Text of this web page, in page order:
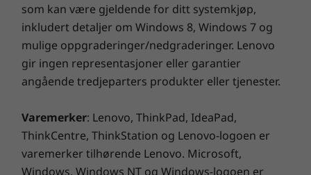
Garanti
1-års basisgaranti
1års Lenovo Premier Support
1-års ThinkSmart Collaboration Professional Services -
distribuering
vedlikehold
Komplette tekniske spesifikasjoner
som kan være gjeldende for ditt systemkjøp,
inkludert detaljer om Windows 8, Windows 7 og
mulige oppgraderinger/nedgraderinger. Lenovo
gir ingen representasjoner eller garantier
angående tredjeparters produkter eller tjenester.
Varemerker: Lenovo, ThinkPad, IdeaPad,
ThinkCentre, ThinkStation og Lenovo-logoen er
varemerker tilhørende Lenovo. Microsoft,
Windows, Windows NT og Windows-logoen er